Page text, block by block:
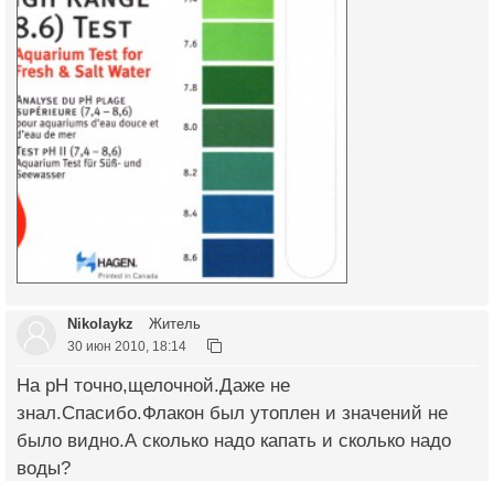
Nikolaykz Житель
30 июн 2010, 18:14
На рН точно,щелочной.Даже не
знал.Спасибо.Флакон был утоплен и значений не
было видно.А сколько надо капать и сколько надо
воды?